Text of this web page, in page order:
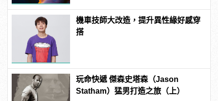
機車技師大改造，提升異性緣好感穿
搭
玩命快遞 傑森史塔森（Jason
Statham）猛男打造之旅（上）